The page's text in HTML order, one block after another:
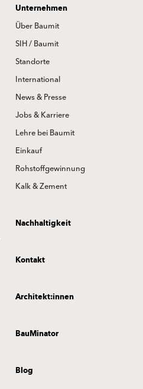
Unternehmen
Über Baumit
SIH / Baumit
Standorte
International
News & Presse
Jobs & Karriere
Lehre bei Baumit
Einkauf
Rohstoffgewinnung
Kalk & Zement
Nachhaltigkeit
Kontakt
Architekt:innen
BauMinator
Blog